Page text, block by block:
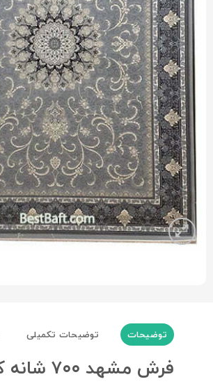
توضیحات توضیحات تکمیلی
فرش مشهد ۷۰۰ شانه کد ۷۲۲۲۵۷ متالیک